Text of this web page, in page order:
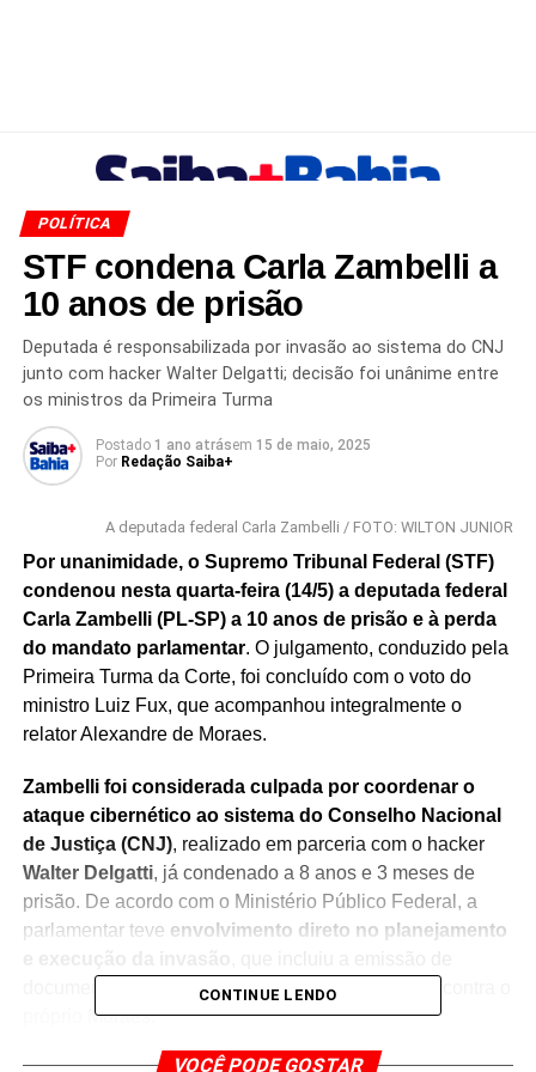
POLÍTICA
STF condena Carla Zambelli a
10 anos de prisão
Deputada é responsabilizada por invasão ao sistema do CNJ
junto com hacker Walter Delgatti; decisão foi unânime entre
os ministros da Primeira Turma
Postado 1 ano atrásem 15 de maio, 2025
Por Redação Saiba+
A deputada federal Carla Zambelli / FOTO: WILTON JUNIOR
Por unanimidade, o Supremo Tribunal Federal (STF)
condenou nesta quarta-feira (14/5) a deputada federal
Carla Zambelli (PL-SP) a 10 anos de prisão e à perda
do mandato parlamentar. O julgamento, conduzido pela
Primeira Turma da Corte, foi concluído com o voto do
ministro Luiz Fux, que acompanhou integralmente o
relator Alexandre de Moraes.
Zambelli foi considerada culpada por coordenar o
ataque cibernético ao sistema do Conselho Nacional
de Justiça (CNJ), realizado em parceria com o hacker
Walter Delgatti, já condenado a 8 anos e 3 meses de
prisão. De acordo com o Ministério Público Federal, a
parlamentar teve envolvimento direto no planejamento
documentos falsos, como um mandado de prisão contra o
próprio Moraes.
CONTINUE LENDO
VOCÊ PODE GOSTAR